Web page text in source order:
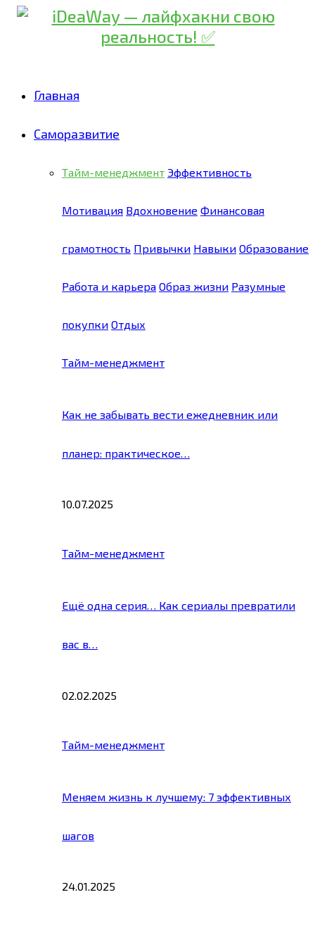
Главная
Саморазвитие
Тайм-менеджмент Эффективность
Мотивация Вдохновение Финансовая
грамотность Привычки Навыки Образование
Работа и карьера Образ жизни Разумные
покупки Отдых
Тайм-менеджмент
Как не забывать вести ежедневник или
планер: практическое…
10.07.2025
Тайм-менеджмент
Ещё одна серия… Как сериалы превратили
вас в…
02.02.2025
Тайм-менеджмент
Меняем жизнь к лучшему: 7 эффективных
шагов
24.01.2025